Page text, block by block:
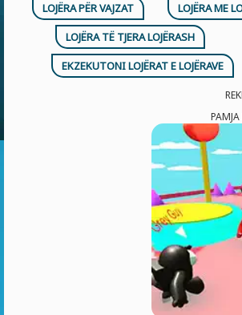
LOJËRA PËR VAJZAT
LOJËRA ME
LOJËRA TË TJERA LOJËRASH
EKZEKUTONI LOJËRAT E LOJËRAVE